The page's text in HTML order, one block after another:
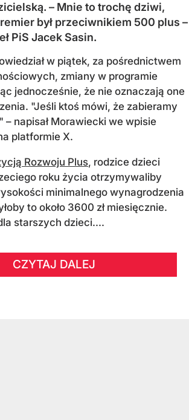
– Mnie to trochę dziwi,
był przeciwnikiem 500 plus –
PiS Jacek Sasin.
w piątek, za pośrednictwem
zmiany w programie
jednocześnie, że nie oznaczają one
"Jeśli ktoś mówi, że zabieramy
napisał Morawiecki we wpisie
platformie X.
Rozwoju Plus, rodzice dzieci
roku życia otrzymywaliby
minimalnego wynagrodzenia
to około 3600 zł miesięcznie.
starszych dzieci....
CZYTAJ DALEJ